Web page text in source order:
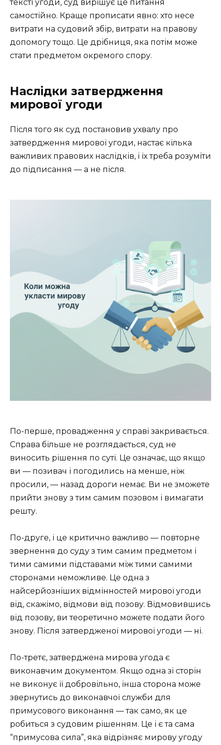
тексті угоди, суд вирішує це питання
самостійно. Краще прописати явно: хто несе
витрати на судовий збір, витрати на правову
допомогу тощо. Це дрібниця, яка потім може
стати предметом окремого спору.
Наслідки затвердження
мирової угоди
Після того як суд постановив ухвалу про
затвердження мирової угоди, настає кілька
важливих правових наслідків, і їх треба розуміти
до підписання — а не після.
По-перше, провадження у справі закривається.
Справа більше не розглядається, суд не
виносить рішення по суті. Це означає, що якщо
ви — позивач і погодились на менше, ніж
просили, — назад дороги немає. Ви не зможете
прийти знову з тим самим позовом і вимагати
решту.
По-друге, і це критично важливо — повторне
звернення до суду з тим самим предметом і
тими самими підставами між тими самими
сторонами неможливе. Це одна з
найсерйозніших відмінностей мирової угоди
від, скажімо, відмови від позову. Відмовившись
від позову, ви теоретично можете подати його
знову. Після затвердженої мирової угоди — ні.
По-третє, затверджена мирова угода є
виконавчим документом. Якщо одна зі сторін
не виконує її добровільно, інша сторона може
звернутись до виконавчої служби для
примусового виконання — так само, як це
робиться з судовим рішенням. Це і є та сама
“примусова сила”, яка відрізняє мирову угоду